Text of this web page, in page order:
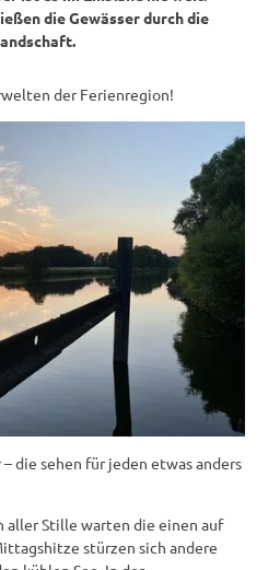
die Gewässer durch die
der Ferienregion!
die sehen für jeden etwas anders
aller Stille warten die einen auf
stürzen sich andere